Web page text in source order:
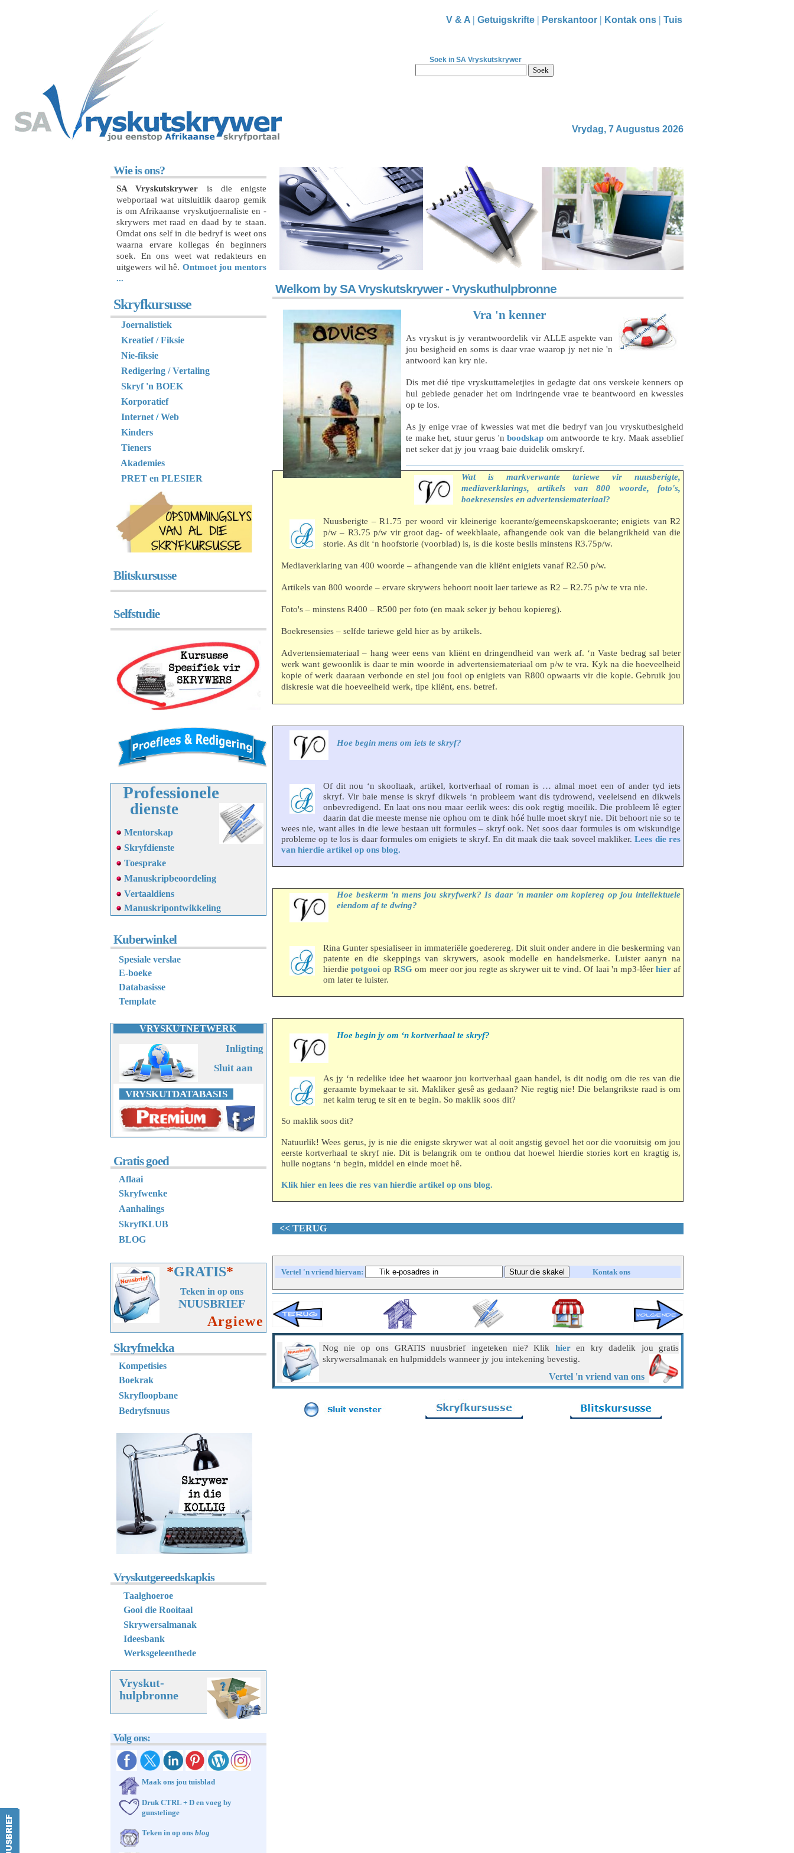
V & A | Getuigskrifte | Perskantoor | Kontak ons | Tuis
Soek in SA Vryskutskrywer
Vrydag, 7 Augustus 2026
Welkom by SA Vryskutskrywer - Vryskuthulpbronne
Vra 'n kenner
As vryskut is jy verantwoordelik vir ALLE aspekte van
jou besigheid en soms is daar vrae waarop jy net nie 'n
antwoord kan kry nie.
Dis met dié tipe vryskuttameletjies in gedagte dat ons verskeie kenners op
hul gebiede genader het om indringende vrae te beantwoord en kwessies
op te los.
As jy enige vrae of kwessies wat met die bedryf van jou vryskutbesigheid
te make het, stuur gerus 'n boodskap om antwoorde te kry. Maak asseblief
net seker dat jy jou vraag baie duidelik omskryf.
Wat is markverwante tariewe vir nuusberigte,
mediaverklarings, artikels van 800 woorde, foto's,
boekresensies en advertensiemateriaal?
Nuusberigte – R1.75 per woord vir kleinerige koerante/gemeenskapskoerante; enigiets van R2
p/w – R3.75 p/w vir groot dag- of weekblaaie, afhangende ook van die belangrikheid van die
storie. As dit ‘n hoofstorie (voorblad) is, is die koste beslis minstens R3.75p/w.
Mediaverklaring van 400 woorde – afhangende van die kliënt enigiets vanaf R2.50 p/w.
Artikels van 800 woorde – ervare skrywers behoort nooit laer tariewe as R2 – R2.75 p/w te vra nie.
Foto's – minstens R400 – R500 per foto (en maak seker jy behou kopiereg).
Boekresensies – selfde tariewe geld hier as by artikels.
Advertensiemateriaal – hang weer eens van kliënt en dringendheid van werk af. ‘n Vaste bedrag sal beter
werk want gewoonlik is daar te min woorde in advertensiemateriaal om p/w te vra. Kyk na die hoeveelheid
kopie of werk daaraan verbonde en stel jou fooi op enigiets van R800 opwaarts vir die kopie. Gebruik jou
diskresie wat die hoeveelheid werk, tipe kliënt, ens. betref.
Hoe begin mens om iets te skryf?
Of dit nou ‘n skooltaak, artikel, kortverhaal of roman is … almal moet een of ander tyd iets
skryf. Vir baie mense is skryf dikwels ‘n probleem want dis tydrowend, veeleisend en dikwels
onbevredigend. En laat ons nou maar eerlik wees: dis ook regtig moeilik. Die probleem lê egter
daarin dat die meeste mense nie ophou om te dink hóé hulle moet skryf nie. Dit behoort nie so te
wees nie, want alles in die lewe bestaan uit formules – skryf ook. Net soos daar formules is om wiskundige
probleme op te los is daar formules om enigiets te skryf. En dit maak die taak soveel makliker.Lees die res
van hierdie artikel op ons blog.
Hoe beskerm 'n mens jou skryfwerk? Is daar 'n manier om kopiereg op jou intellektuele
eiendom af te dwing?
Rina Gunter spesialiseer in immateriële goederereg. Dit sluit onder andere in die beskerming van
patente en die skeppings van skrywers, asook modelle en handelsmerke. Luister aanyn na
hierdie potgooi op RSG om meer oor jou regte as skrywer uit te vind. Of laai 'n mp3-lêer hier af
om later te luister.
Hoe begin jy om ‘n kortverhaal te skryf?
As jy ‘n redelike idee het waaroor jou kortverhaal gaan handel, is dit nodig om die res van die
geraamte bymekaar te sit. Makliker gesê as gedaan? Nie regtig nie! Die belangrikste raad is om
net kalm terug te sit en te begin. So maklik soos dit?
So maklik soos dit?
Natuurlik! Wees gerus, jy is nie die enigste skrywer wat al ooit angstig gevoel het oor die vooruitsig om jou
eerste kortverhaal te skryf nie. Dit is belangrik om te onthou dat hoewel hierdie stories kort en kragtig is,
hulle nogtans ‘n begin, middel en einde moet hê.
Klik hier en lees die res van hierdie artikel op ons blog.
<< TERUG
Vertel 'n vriend hiervan: Kontak ons
Nog nie op ons GRATIS nuusbrief ingeteken nie? Klik hieren kry dadelik jou gratis
skrywersalmanak en hulpmiddels wanneer jy jou intekening bevestig.
Vertel 'n vriend van ons
Wie is ons?
SA Vryskutskrywer is die enigste
webportaal wat uitsluitlik daarop gemik
is om Afrikaanse vryskutjoernaliste en -
skrywers met raad en daad by te staan.
Omdat ons self in die bedryf is weet ons
waarna ervare kollegas én beginners
soek. En ons weet wat redakteurs en
uitgewers wil hê. Ontmoet jou mentors
...
Skryfkursusse
Joernalistiek
Kreatief / Fiksie
Nie-fiksie
Redigering / Vertaling
Skryf 'n BOEK
Korporatief
Internet /Web
Kinders
Tieners
Akademies
PRET en PLESIER
Blitskursusse
Selfstudie
Professionele
dienste
Mentorskap
Skryfdienste
Toesprake
Manuskripbeoordeling
Vertaaldiens
Manuskripontwikkeling
Kuberwinkel
Spesiale verslae
E-boeke
Databasisse
Template
VRYSKUTNETWERK
Inligting
Sluit aan
VRYSKUTDATABASIS
Gratis goed
Aflaai
Skryfwenke
Aanhalings
SkryfKLUB
BLOG
*GRATIS*
Teken in op ons
NUUSBRIEF
Argiewe
Skryfmekka
Kompetisies
Boekrak
Skryfloopbane
Bedryfsnuus
Vryskutgereedskapkis
Taalghoeroe
Gooi die Rooitaal
Skrywersalmanak
Ideesbank
Werksgeleenthede
Vryskut-
hulpbronne
Volg ons:
Maak ons jou tuisblad
Druk CTRL + D en voeg by
gunstelinge
Teken in op ons blog